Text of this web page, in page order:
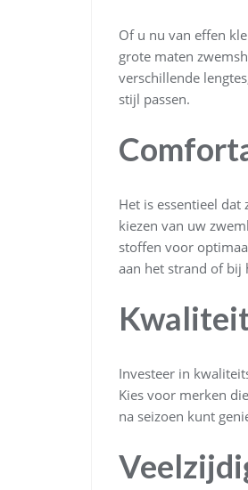
Of u nu van effen
grote maten
verschillende
stijl passen.
Het is essentieel
kiezen van uw
stoffen voor
aan het strand of bij
Investeer in
Kies voor merken
na seizoen kunt